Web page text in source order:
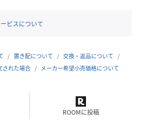
ビスについて
置き配について
交換・返品について
された場合
メーカー希望小売価格について
ROOMに投稿